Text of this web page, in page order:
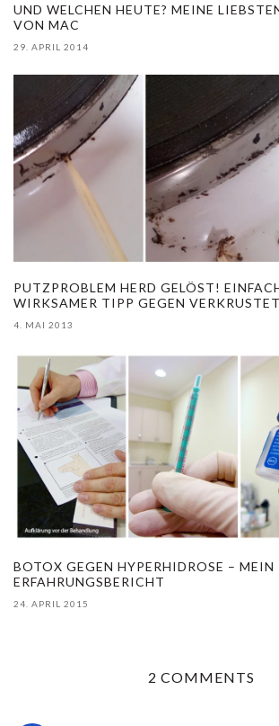
UND WELCHEN HEUTE? MEINE
VON MAC
29. APRIL 2014
PUTZPROBLEM HERD GELÖST!
WIRKSAMER TIPP GEGEN
4. MAI 2013
BOTOX GEGEN HYPERHIDROSE – MEIN
ERFAHRUNGSBERICHT
24. APRIL 2015
2 COMMENTS